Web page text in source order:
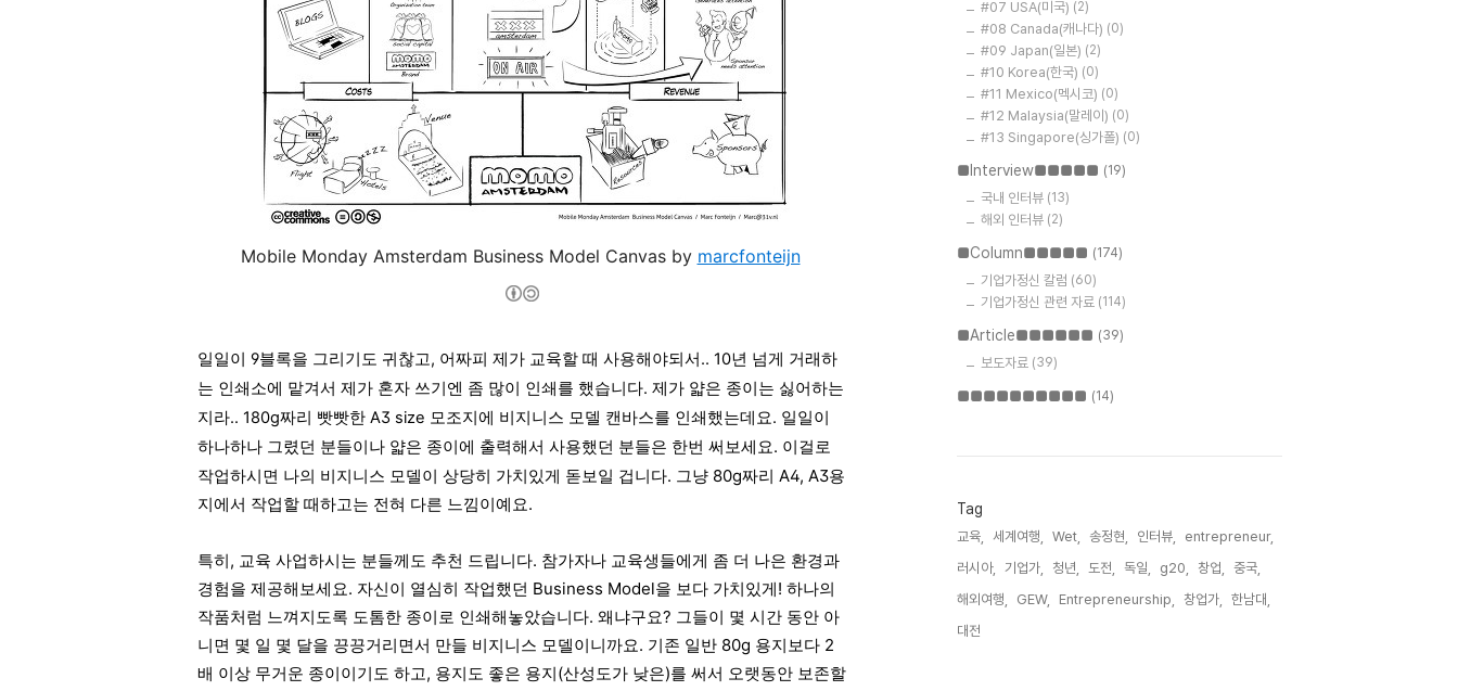
Mobile Monday Amsterdam Business Model Canvas by marcfonteijn
일일이 9블록을 그리기도 귀찮고, 어짜피 제가 교육할 때 사용해야되서.. 10년 넘게 거래하
는 인쇄소에 맡겨서 제가 혼자 쓰기엔 좀 많이 인쇄를 했습니다. 제가 얇은 종이는 싫어하는
지라.. 180g짜리 빳빳한 A3 size 모조지에 비지니스 모델 캔바스를 인쇄했는데요. 일일이
하나하나 그렸던 분들이나 얇은 종이에 출력해서 사용했던 분들은 한번 써보세요. 이걸로
작업하시면 나의 비지니스 모델이 상당히 가치있게 돋보일 겁니다. 그냥 80g짜리 A4, A3용
지에서 작업할 때하고는 전혀 다른 느낌이예요.
특히, 교육 사업하시는 분들께도 추천 드립니다. 참가자나 교육생들에게 좀 더 나은 환경과
경험을 제공해보세요. 자신이 열심히 작업했던 Business Model을 보다 가치있게! 하나의
작품처럼 느껴지도록 도톰한 종이로 인쇄해놓았습니다. 왜냐구요? 그들이 몇 시간 동안 아
니면 몇 일 몇 달을 끙끙거리면서 만들 비지니스 모델이니까요. 기존 일반 80g 용지보다 2
배 이상 무거운 종이이기도 하고, 용지도 좋은 용지(산성도가 낮은)를 써서 오랫동안 보존할
#07 USA(미국) (2)
#08 Canada(캐나다) (0)
#09 Japan(일본) (2)
#10 Korea(한국) (0)
#11 Mexico(멕시코) (0)
#12 Malaysia(말레이) (0)
#13 Singapore(싱가폴) (0)
■Interview■■■■■ (19)
국내 인터뷰 (13)
해외 인터뷰 (2)
■Column■■■■■ (174)
기업가정신 칼럼 (60)
기업가정신 관련 자료 (114)
■Article■■■■■■ (39)
보도자료 (39)
■■■■■■■■■■ (14)
Tag
교육, 세계여행, Wet, 송정현, 인터뷰,
entrepreneur,
러시아,
기업가, 청년, 도전, 독일, g20, 창업,
중국,
해외여행,
GEW, Entrepreneurship, 창업가,
한남대,
대전,